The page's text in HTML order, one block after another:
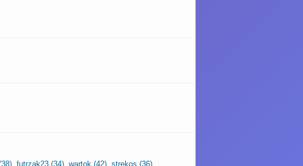
,futrzak23 (34),wartok (42),strekos (36),